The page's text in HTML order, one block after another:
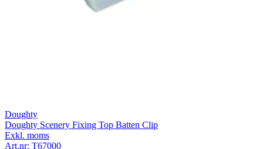
Doughty
Doughty Scenery Fixing Top Batten Clip
Exkl. moms
Art.nr: T67000